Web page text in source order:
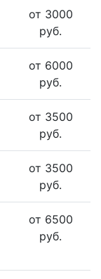
от 3000
руб.
от 6000
руб.
от 3500
руб.
от 3500
руб.
от 6500
руб.